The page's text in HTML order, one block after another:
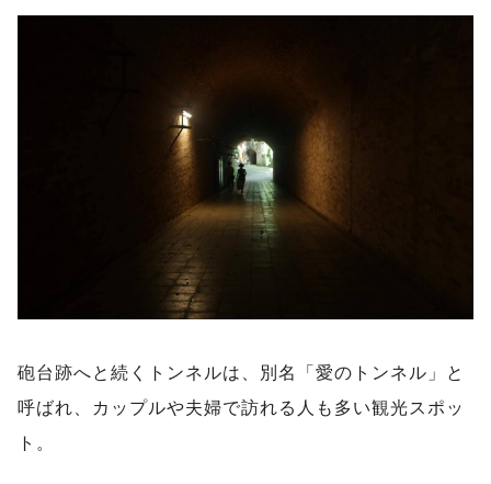
砲台跡へと続くトンネルは、別名「愛のトンネル」と
呼ばれ、カップルや夫婦で訪れる人も多い観光スポッ
ト。